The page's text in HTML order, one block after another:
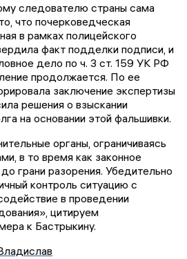
следователю страны сама
что почерковедческая
в рамках полицейского
факт подделки подписи, и
дело по ч. 3 ст. 159 УК РФ
продолжается. По ее
заключение экспертизы
решения о взыскании
на основании этой фальшивки.
органы, ограничиваясь
в то время как законное
грани разорения. Убедительно
контроль ситуацию с
в проведении
цитируем
к Бастрыкину.